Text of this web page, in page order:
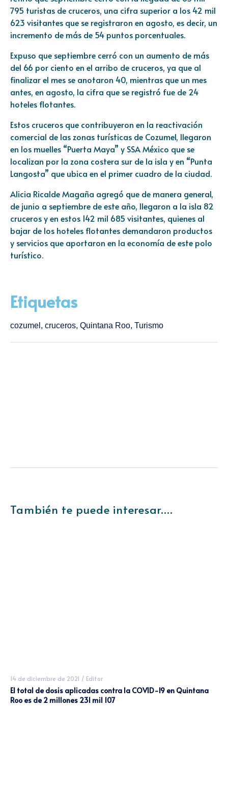
795 turistas de cruceros, una cifra superior a los 42 mil
623 visitantes que se registraron en agosto, es decir, un
incremento de más de 54 puntos porcentuales.
Expuso que septiembre cerró con un aumento de más
del 66 por ciento en el arribo de cruceros, ya que al
finalizar el mes se anotaron 40, mientras que un mes
antes, en agosto, la cifra que se registró fue de 24
hoteles flotantes.
Estos cruceros que contribuyeron en la reactivación
comercial de las zonas turísticas de Cozumel, llegaron
en los muelles “Puerta Maya” y SSA México que se
localizan por la zona costera sur de la isla y en “Punta
Langosta” que ubica en el primer cuadro de la ciudad.
Alicia Ricalde Magaña agregó que de manera general,
de junio a septiembre de este año, llegaron a la isla 82
cruceros y en estos 142 mil 685 visitantes, quienes al
bajar de los hoteles flotantes demandaron productos
y servicios que aportaron en la economía de este polo
turístico.
Etiquetas
cozumel , cruceros, Quintana Roo, Turismo
También te puede interesar....
14 de diciembre de 2021 / Editor
El total de dosis aplicadas contra la COVID-19 en Quintana
Roo es de 2 millones 231 mil 107